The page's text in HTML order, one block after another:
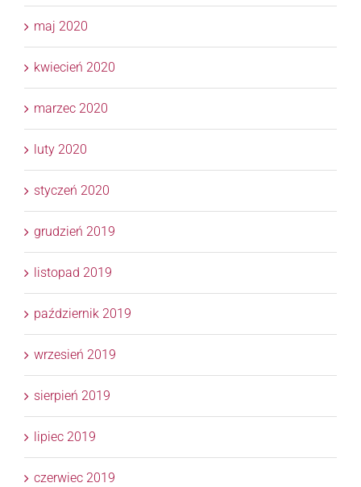
maj 2020
kwiecień 2020
marzec 2020
luty 2020
styczeń 2020
grudzień 2019
listopad 2019
październik 2019
wrzesień 2019
sierpień 2019
lipiec 2019
czerwiec 2019